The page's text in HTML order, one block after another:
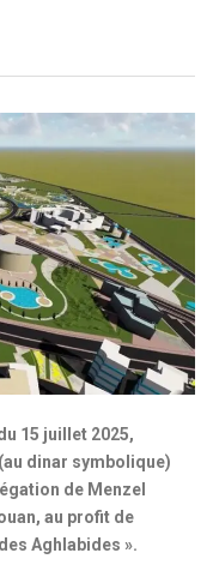
15 juillet 2025,
dinar symbolique)
de Menzel
au profit de
Aghlabides ».